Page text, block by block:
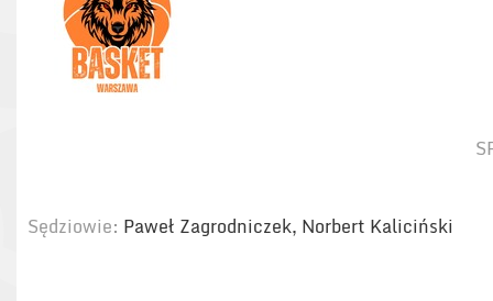
Sędziowie: Paweł Zagrodniczek, Norbert Kaliciński